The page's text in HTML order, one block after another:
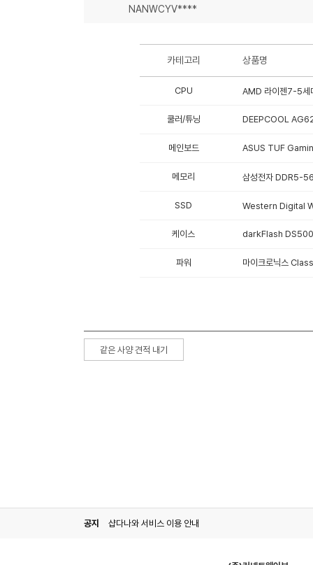
NANWCYV****
카테고리 상품명
CPU AMD 라이젠7-5세
쿨러/튜닝 DEEPCOOL
메인보드 ASUS TUF
메모리 삼성전자 DDR5-
SSD Western Digital
케이스 darkFlash DS500
파워 마이크로닉스
같은 사양 견적 내기
공지 샵다나와 서비스 이용 안내